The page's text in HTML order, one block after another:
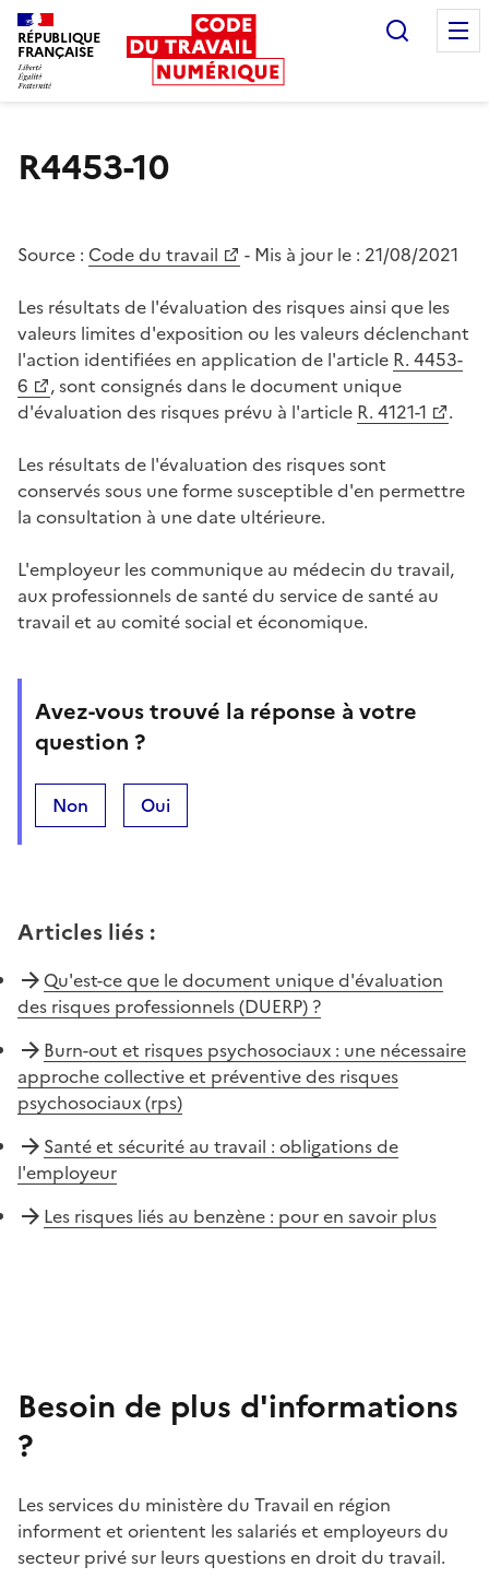
RÉPUBLIQUE
FRANÇAISE
R4453-10
Source : Code du travail - Mis à jour le : 21/08/2021
Les résultats de l'évaluation des risques ainsi que les
valeurs limites d'exposition ou les valeurs déclenchant
l'action identifiées en application de l'article R. 4453-
6
, sont consignés dans le document unique
d'évaluation des risques prévu à l'article R. 4121-1
.
Les résultats de l'évaluation des risques sont
conservés sous une forme susceptible d'en permettre
la consultation à une date ultérieure.
L'employeur les communique au médecin du travail,
aux professionnels de santé du service de santé au
travail et au comité social et économique.
Avez-vous trouvé la réponse à votre
question ?
Non Oui
Articles liés :
Qu'est-ce que le document unique d'évaluation
des risques professionnels (DUERP) ?
Burn-out et risques psychosociaux : une nécessaire
approche collective et préventive des risques
psychosociaux (rps)
Santé et sécurité au travail : obligations de
l'employeur
Les risques liés au benzène : pour en savoir plus
Besoin de plus d'informations
?
Les services du ministère du Travail en région
informent et orientent les salariés et employeurs du
secteur privé sur leurs questions en droit du travail.